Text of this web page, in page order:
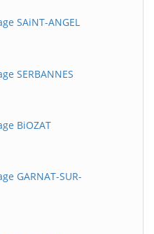
SAiNT-ANGEL
SERBANNES
BiOZAT
GARNAT-SUR-